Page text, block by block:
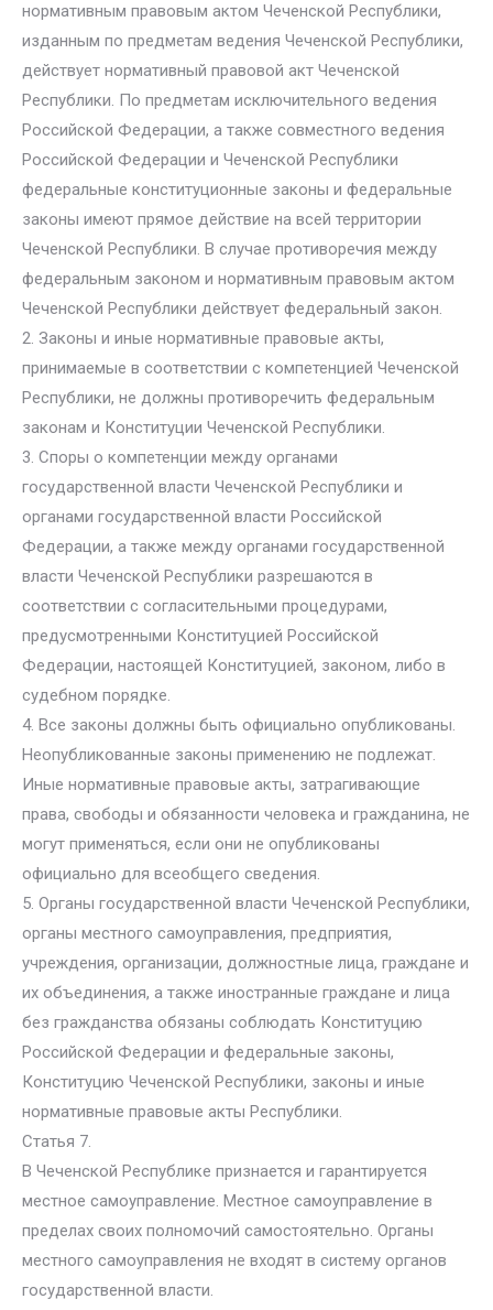
нормативным правовым актом Чеченской Республики,
изданным по предметам ведения Чеченской Республики,
действует нормативный правовой акт Чеченской
Республики. По предметам исключительного ведения
Российской Федерации, а также совместного ведения
Российской Федерации и Чеченской Республики
федеральные конституционные законы и федеральные
законы имеют прямое действие на всей территории
Чеченской Республики. В случае противоречия между
федеральным законом и нормативным правовым актом
Чеченской Республики действует федеральный закон.
2. Законы и иные нормативные правовые акты,
принимаемые в соответствии с компетенцией Чеченской
Республики, не должны противоречить федеральным
законам и Конституции Чеченской Республики.
3. Споры о компетенции между органами
государственной власти Чеченской Республики и
органами государственной власти Российской
Федерации, а также между органами государственной
власти Чеченской Республики разрешаются в
соответствии с согласительными процедурами,
предусмотренными Конституцией Российской
Федерации, настоящей Конституцией, законом, либо в
судебном порядке.
4. Все законы должны быть официально опубликованы.
Неопубликованные законы применению не подлежат.
Иные нормативные правовые акты, затрагивающие
права, свободы и обязанности человека и гражданина, не
могут применяться, если они не опубликованы
официально для всеобщего сведения.
5. Органы государственной власти Чеченской Республики,
органы местного самоуправления, предприятия,
учреждения, организации, должностные лица, граждане и
их объединения, а также иностранные граждане и лица
без гражданства обязаны соблюдать Конституцию
Российской Федерации и федеральные законы,
Конституцию Чеченской Республики, законы и иные
нормативные правовые акты Республики.
Статья 7.
В Чеченской Республике признается и гарантируется
местное самоуправление. Местное самоуправление в
пределах своих полномочий самостоятельно. Органы
местного самоуправления не входят в систему органов
государственной власти.